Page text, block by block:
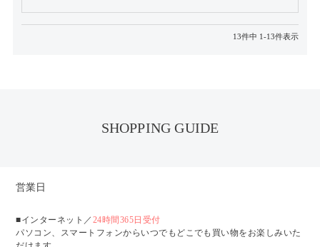
13件中 1-13件表示
SHOPPING GUIDE
営業日
■インターネット／ 24時間365日受付
パソコン、スマートフォンからいつでもどこでも買い物をお楽しみいた